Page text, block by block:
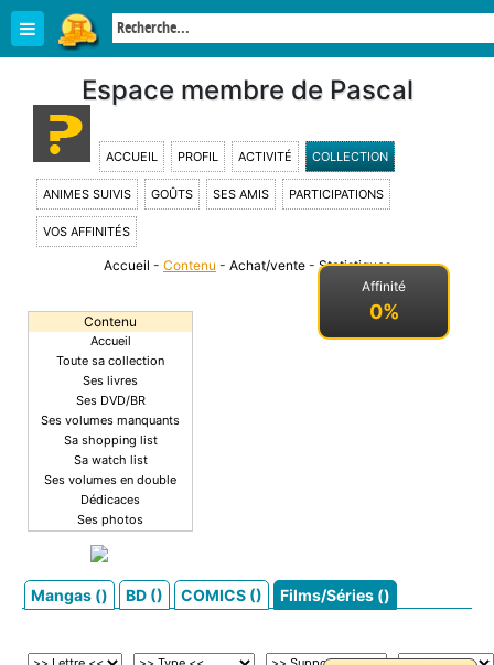
Espace membre de Pascal
ACCUEIL PROFIL ACTIVITÉ COLLECTION
ANIMES SUIVIS GOÛTS SES AMIS PARTICIPATIONS
VOS AFFINITÉS
Affinité
0%
Accueil - Contenu - Achat/vente - Statistiques-
Contenu
Accueil
Toute sa collection
Ses livres
Ses DVD/BR
Ses volumes manquants
Sa shopping list
Sa watch list
Ses volumes en double
Dédicaces
Ses photos
Mangas () BD () COMICS () Films/Séries ()